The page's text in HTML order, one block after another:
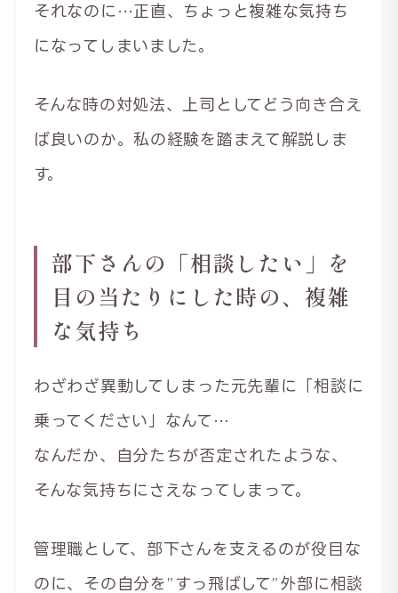
それなのに…正直、ちょっと複雑な気持ち
になってしまいました。
そんな時の対処法、上司としてどう向き合え
ば良いのか。私の経験を踏まえて解説しま
す。
部下さんの「相談したい」を
目の当たりにした時の、複雑
な気持ち
わざわざ異動してしまった元先輩に「相談に
乗ってください」なんて…
なんだか、自分たちが否定されたような、
そんな気持ちにさえなってしまって。
管理職として、部下さんを支えるのが役目な
のに、その自分を”すっ飛ばして”外部に相談